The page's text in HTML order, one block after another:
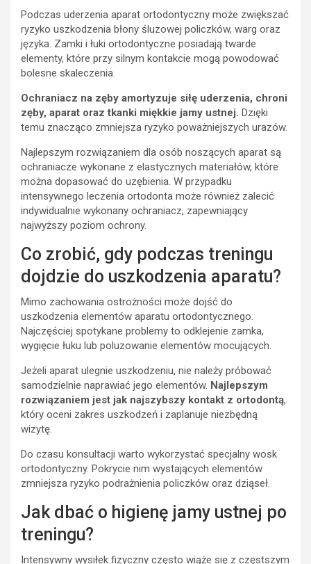
Podczas uderzenia aparat ortodontyczny może zwiększać
ryzyko uszkodzenia błony śluzowej policzków, warg oraz
języka. Zamki i łuki ortodontyczne posiadają twarde
elementy, które przy silnym kontakcie mogą powodować
bolesne skaleczenia.
Ochraniacz na zęby amortyzuje siłę uderzenia, chroni
zęby, aparat oraz tkanki miękkie jamy ustnej. Dzięki
temu znacząco zmniejsza ryzyko poważniejszych urazów.
Najlepszym rozwiązaniem dla osób noszących aparat są
ochraniacze wykonane z elastycznych materiałów, które
można dopasować do uzębienia. W przypadku
intensywnego leczenia ortodonta może również zalecić
indywidualnie wykonany ochraniacz, zapewniający
najwyższy poziom ochrony.
Co zrobić, gdy podczas treningu
dojdzie do uszkodzenia aparatu?
Mimo zachowania ostrożności może dojść do
uszkodzenia elementów aparatu ortodontycznego.
Najczęściej spotykane problemy to odklejenie zamka,
wygięcie łuku lub poluzowanie elementów mocujących.
Jeżeli aparat ulegnie uszkodzeniu, nie należy próbować
samodzielnie naprawiać jego elementów. Najlepszym
rozwiązaniem jest jak najszybszy kontakt z ortodontą,
który oceni zakres uszkodzeń i zaplanuje niezbędną
wizytę.
Do czasu konsultacji warto wykorzystać specjalny wosk
ortodontyczny. Pokrycie nim wystających elementów
zmniejsza ryzyko podrażnienia policzków oraz dziąseł.
Jak dbać o higienę jamy ustnej po
treningu?
Intensywny wysiłek fizyczny często wiąże się z częstszym